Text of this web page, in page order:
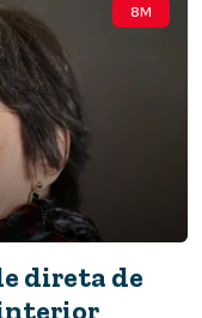
8M
direta de